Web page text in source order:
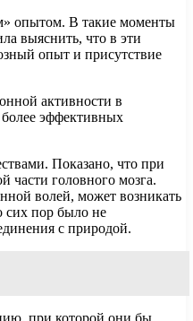
опытом. В такие моменты
выяснить, что в эти
опыт и присутствие
активности в
эффективных
Показано, что при
части головного мозга.
волей, может возникать
сих пор было не
с природой.
при которой они бы